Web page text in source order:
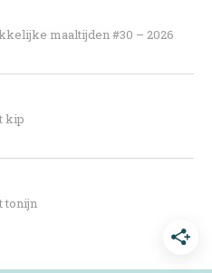
maaltijden #30 – 2026
kip
tonijn